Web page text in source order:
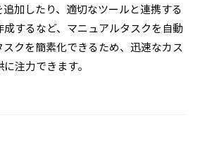
加したり、適切なツールと連携する
するなど、マニュアルタスクを自動
クを簡素化できるため、迅速なカス
注力できます。